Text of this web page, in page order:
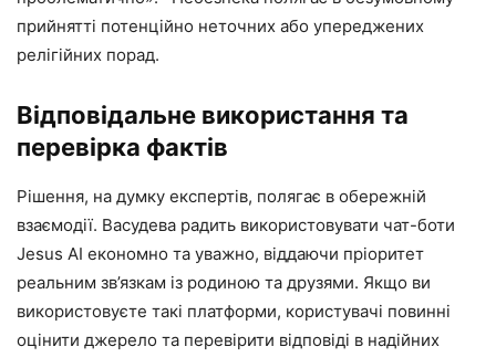
прийнятті потенційно неточних або упереджених
релігійних порад.
Відповідальне використання та
перевірка фактів
Рішення, на думку експертів, полягає в обережній
взаємодії. Васудева радить використовувати чат-боти
Jesus AI економно та уважно, віддаючи пріоритет
реальним зв’язкам із родиною та друзями. Якщо ви
використовуєте такі платформи, користувачі повинні
оцінити джерело та перевірити відповіді в надійних